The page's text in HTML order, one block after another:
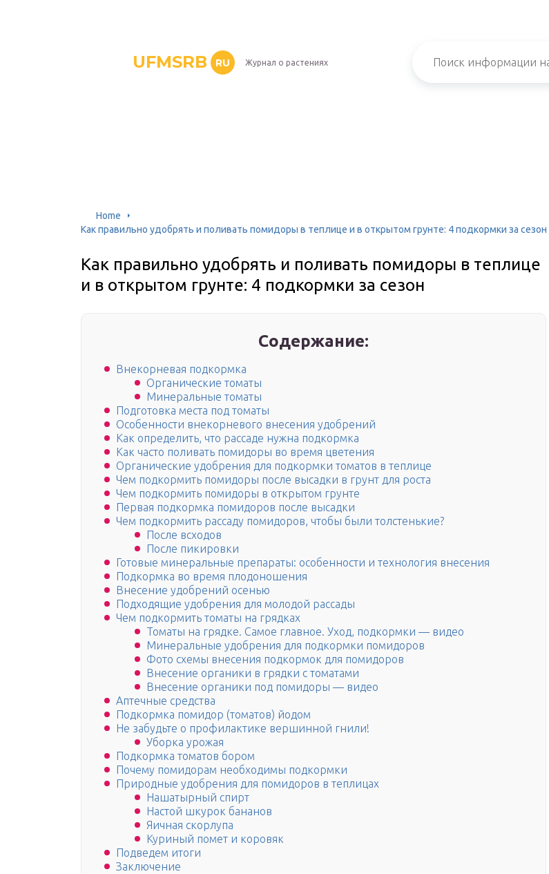
UFMSRB RU Журнал о растениях
Home
Как правильно удобрять и поливать помидоры в теплице и в открытом грунте: 4 подкормки за сезон
Как правильно удобрять и поливать помидоры в теплице
и в открытом грунте: 4 подкормки за сезон
Содержание:
Внекорневая подкормка
Органические томаты
Минеральные томаты
Подготовка места под томаты
Особенности внекорневого внесения удобрений
Как определить, что рассаде нужна подкормка
Как часто поливать помидоры во время цветения
Органические удобрения для подкормки томатов в теплице
Чем подкормить помидоры после высадки в грунт для роста
Чем подкормить помидоры в открытом грунте
Первая подкормка помидоров после высадки
Чем подкормить рассаду помидоров, чтобы были толстенькие?
После всходов
После пикировки
Готовые минеральные препараты: особенности и технология внесения
Подкормка во время плодоношения
Внесение удобрений осенью
Подходящие удобрения для молодой рассады
Чем подкормить томаты на грядках
Томаты на грядке. Самое главное. Уход, подкормки — видео
Минеральные удобрения для подкормки помидоров
Фото схемы внесения подкормок для помидоров
Внесение органики в грядки с томатами
Внесение органики под помидоры — видео
Аптечные средства
Подкормка помидор (томатов) йодом
Не забудьте о профилактике вершинной гнили!
Уборка урожая
Подкормка томатов бором
Почему помидорам необходимы подкормки
Природные удобрения для помидоров в теплицах
Нашатырный спирт
Настой шкурок бананов
Яичная скорлупа
Куриный помет и коровяк
Подведем итоги
Заключение